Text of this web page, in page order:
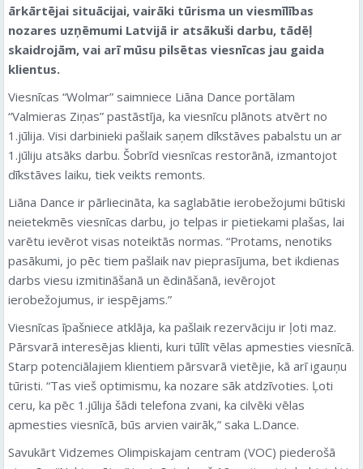
ārkārtējai situācijai, vairāki tūrisma un viesmīlības
nozares uzņēmumi Latvijā ir atsākuši darbu, tādēļ
skaidrojām, vai arī mūsu pilsētas viesnīcas jau gaida
klientus.
Viesnīcas “Wolmar” saimniece Liāna Dance portālam
“Valmieras Ziņas” pastāstīja, ka viesnīcu plānots atvērt no
1.jūlija. Visi darbinieki pašlaik saņem dīkstāves pabalstu un ar
1.jūliju atsāks darbu. Šobrīd viesnīcas restorānā, izmantojot
dīkstāves laiku, tiek veikts remonts.
Liāna Dance ir pārliecināta, ka saglabātie ierobežojumi būtiski
neietekmēs viesnīcas darbu, jo telpas ir pietiekami plašas, lai
varētu ievērot visas noteiktās normas. “Protams, nenotiks
pasākumi, jo pēc tiem pašlaik nav pieprasījuma, bet ikdienas
darbs viesu izmitināšanā un ēdināšanā, ievērojot
ierobežojumus, ir iespējams.”
Viesnīcas īpašniece atklāja, ka pašlaik rezervāciju ir ļoti maz.
Pārsvarā interesējas klienti, kuri tūlīt vēlas apmesties viesnīcā.
Starp potenciālajiem klientiem pārsvarā vietējie, kā arī igauņu
tūristi. “Tas vieš optimismu, ka nozare sāk atdzīvoties. Ļoti
ceru, ka pēc 1.jūlija šādi telefona zvani, ka cilvēki vēlas
apmesties viesnīcā, būs arvien vairāk,” saka L.Dance.
Savukārt Vidzemes Olimpiskajam centram (VOC) piederošā